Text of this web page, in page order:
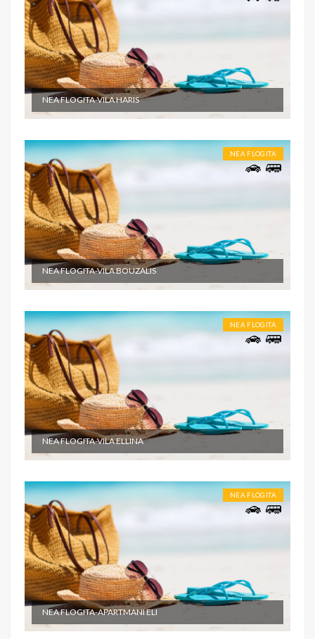
NEA FLOGITA-VILA HARIS
NEA FLOGITA
NEA FLOGITA-VILA BOUZALIS
NEA FLOGITA
NEA FLOGITA-VILA ELLINA
NEA FLOGITA
NEA FLOGITA-APARTMANI ELI